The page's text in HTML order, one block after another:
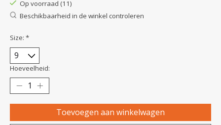
Op voorraad (11)
Beschikbaarheid in de winkel controleren
Size: *
Hoeveelheid:
Toevoegen aan winkelwagen